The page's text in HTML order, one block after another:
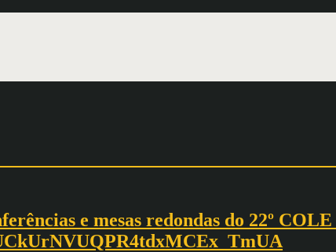
e mesas redondas do 22º